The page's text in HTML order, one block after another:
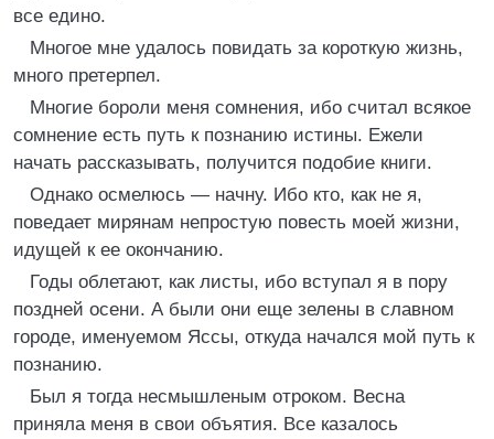
все едино.
Многое мне удалось повидать за короткую жизнь,
много претерпел.
Многие бороли меня сомнения, ибо считал всякое
сомнение есть путь к познанию истины. Ежели
начать рассказывать, получится подобие книги.
Однако осмелюсь — начну. Ибо кто, как не я,
поведает мирянам непростую повесть моей жизни,
идущей к ее окончанию.
Годы облетают, как листы, ибо вступал я в пору
поздней осени. А были они еще зелены в славном
городе, именуемом Яссы, откуда начался мой путь к
познанию.
Был я тогда несмышленым отроком. Весна
приняла меня в свои объятия. Все казалось